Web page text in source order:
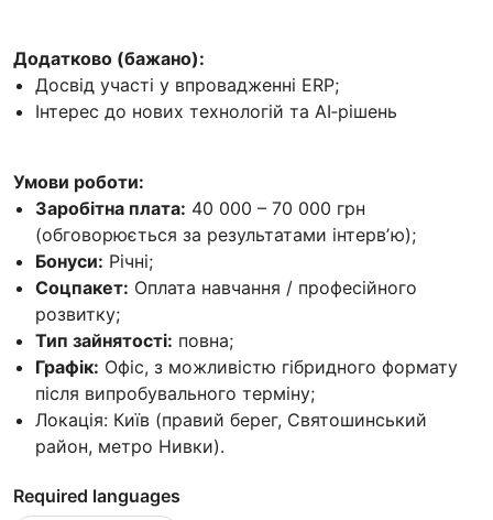
Додатково (бажано):
Досвід участі у впровадженні ERP;
Інтерес до нових технологій та AI‑рішень
Умови роботи:
Заробітна плата: 40 000 – 70 000 грн
(обговорюється за результатами інтервʼю);
Бонуси: Річні;
Соцпакет: Оплата навчання / професійного
розвитку;
Тип зайнятості: повна;
Графік: Офіс, з можливістю гібридного формату
після випробувального терміну;
Локація: Київ (правий берег, Святошинський
район, метро Нивки).
Required languages